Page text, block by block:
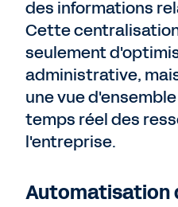
des informations
Cette
seulement
administrative,
une vue
temps réel des
l'entreprise.
Automatisation